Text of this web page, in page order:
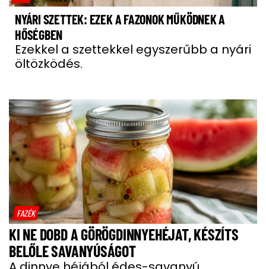
NYÁRI SZETTEK: EZEK A FAZONOK MŰKÖDNEK A
HŐSÉGBEN
Ezekkel a szettekkel egyszerűbb a nyári
öltözködés.
FAZÉK
KI NE DOBD A GÖRÖGDINNYEHÉJAT, KÉSZÍTS
BELŐLE SAVANYÚSÁGOT